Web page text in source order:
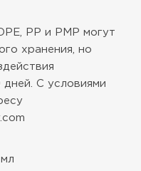
PP и PMP могут
хранения, но
дней. С условиями